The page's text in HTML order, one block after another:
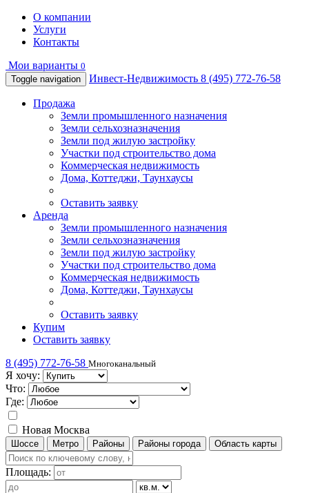
О компании
Услуги
Контакты
Мои варианты 0
Toggle navigation
Инвест-Недвижимость 8 (495) 772-76-58
Продажа
Земли промышленного назначения
Земли сельхозназначения
Земли под жилую застройку
Участки под строительство дома
Коммерческая недвижимость
Дома, Коттеджи, Таунхаусы
Оставить заявку
Аренда
Земли промышленного назначения
Земли сельхозназначения
Земли под жилую застройку
Участки под строительство дома
Коммерческая недвижимость
Дома, Коттеджи, Таунхаусы
Оставить заявку
Купим
Оставить заявку
8 (495) 772-76-58 Многоканальный
Я хочу:
Что:
Где:
Новая Москва
Шоссе Метро Районы Районы города Область карты
Площадь: